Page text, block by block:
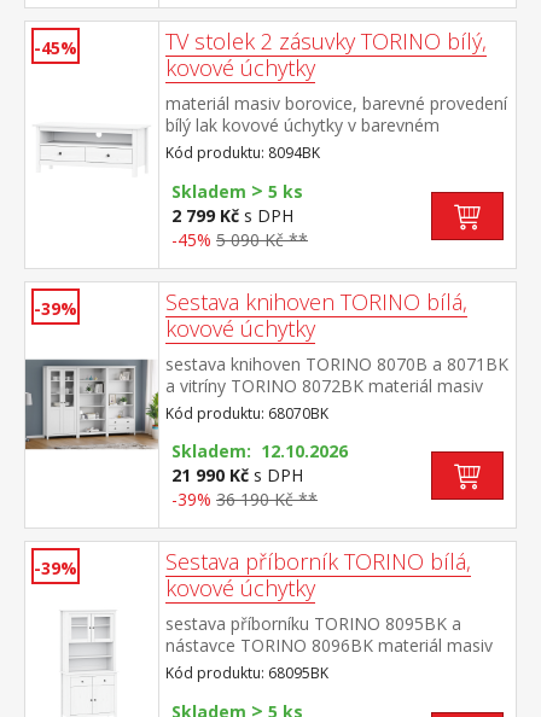
-45%
TV stolek 2 zásuvky TORINO bílý,
kovové úchytky
materiál masiv borovice, barevné provedení
bílý lak kovové úchytky v barevném
provedení černěná mosaz 2 zásuvky s
kovovými pojezdy, 1 police
Kód produktu: 8094BK
Skladem > 5 ks
2 799 Kč s DPH
-45% 5 090 Kč **
-39%
Sestava knihoven TORINO bílá,
kovové úchytky
sestava knihoven TORINO 8070B a 8071BK
a vitríny TORINO 8072BK materiál masiv
borovice, barevné provedení bílý lak kovové
úchytky v barevném provedení černěná
mosaz knihovna 8070B: čtyři
police knihovna 8071BK: tři police, dvě
zásuvky s kovovými pojezdy vitrína 8072BK:
police rozměr knihovny 8070B (š/h/v) 85 ×
37 × 190 cm rozměr knihovny 8071BK
(š/h/v) 85 × 37 × 190 cm rozměr vitríny
8072BK (š/h/v) 85 × 37 × 190 cm
Kód produktu: 68070BK
Skladem: 12.10.2026
21 990 Kč s DPH
-39% 36 190 Kč **
-39%
Sestava příborník TORINO bílá,
kovové úchytky
sestava příborníku TORINO 8095BK a
nástavce TORINO 8096BK materiál masiv
borovice, barevné provedení bílý lak kovové
úchytky v barevném provedení černěná
mosaz příborník: 2 zásuvky s kovovými
Kód produktu: 68095BK
Skladem > 5 ks